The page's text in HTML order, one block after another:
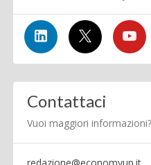
Contattaci
Vuoi maggiori informazioni?